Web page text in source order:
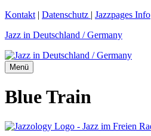
Zum
springen
Kontakt | Datenschutz | Jazzpages Info
Jazz in Deutschland / Germany
Menü
Blue Train